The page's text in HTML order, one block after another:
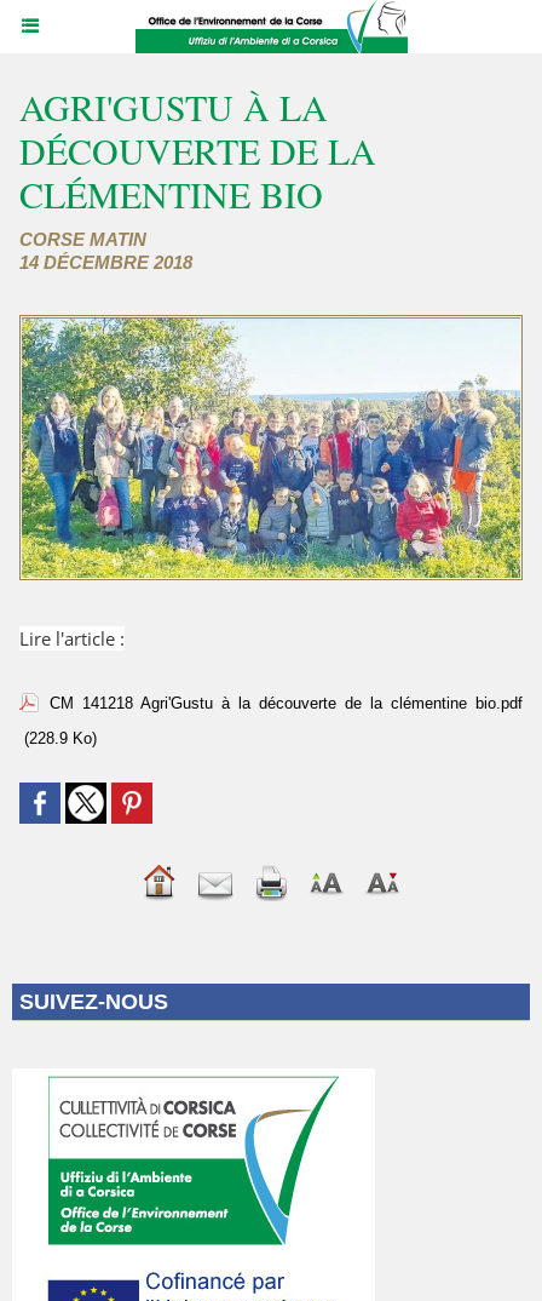
AGRI'GUSTU À LA
DÉCOUVERTE DE LA
CLÉMENTINE BIO
CORSE MATIN
14 DÉCEMBRE 2018
Lire l'article :
CM 141218 Agri'Gustu à la découverte de la clémentine bio.pdf
(228.9 Ko)
SUIVEZ-NOUS